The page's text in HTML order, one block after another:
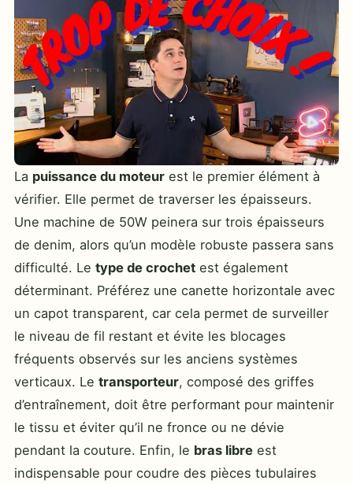
La puissance du moteur est le premier élément à
vérifier. Elle permet de traverser les épaisseurs.
Une machine de 50W peinera sur trois épaisseurs
de denim, alors qu’un modèle robuste passera sans
difficulté. Le type de crochet est également
déterminant. Préférez une canette horizontale avec
un capot transparent, car cela permet de surveiller
le niveau de fil restant et évite les blocages
fréquents observés sur les anciens systèmes
verticaux. Le transporteur, composé des griffes
d’entraînement, doit être performant pour maintenir
le tissu et éviter qu’il ne fronce ou ne dévie
pendant la couture. Enfin, le bras libre est
indispensable pour coudre des pièces tubulaires